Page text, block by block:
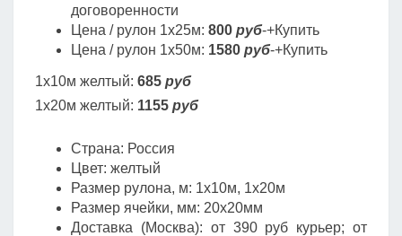
договоренности
Цена / рулон 1х25м: 800 руб-+Купить
Цена / рулон 1х50м: 1580 руб-+Купить
1х10м желтый: 685 руб
1х20м желтый: 1155 руб
Страна: Россия
Цвет: желтый
Размер рулона, м: 1х10м, 1х20м
Размер ячейки, мм: 20х20мм
Доставка (Москва): от 390 руб курьер; от